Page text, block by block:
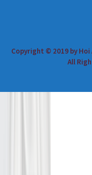
Copyright © 2019 by Hoi
All